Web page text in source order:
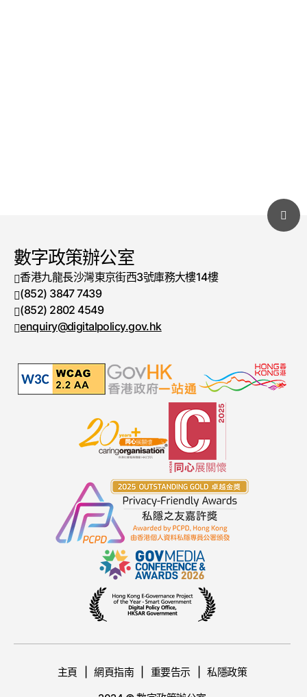
數字政策辦公室
香港九龍長沙灣東京街西3號庫務大樓14樓
電話號碼
(852) 3847 7439
傳真號碼
(852) 2802 4549
enquiry@digitalpolicy.gov.hk
主頁 網頁指南 重要告示
私隱政策